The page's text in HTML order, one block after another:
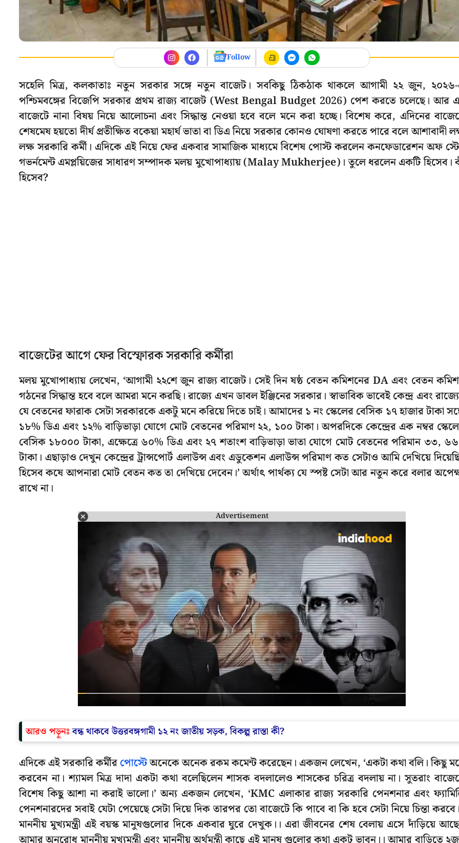
Follow
সহেলি মিত্র, কলকাতাঃ নতুন সরকার সঙ্গে নতুন বাজেট। সবকিছু ঠিকঠাক থাকলে আগামী ২২ জুন,
পশ্চিমবঙ্গের বিজেপি সরকার প্রথম রাজ্য বাজেট (West Bengal Budget 2026) পেশ করতে চলেছে। আর
বাজেটে নানা বিষয় নিয়ে আলোচনা এবং সিদ্ধান্ত নেওয়া হবে বলে মনে করা হচ্ছে। বিশেষ করে, এদিনের
শেষমেষ হয়তো দীর্ঘ প্রতীক্ষিত বকেয়া মহার্ঘ ভাতা বা ডিএ নিয়ে সরকার কোনও ঘোষণা করতে পারে বলে আশাবাদী
লক্ষ সরকারি কর্মী। এদিকে এই নিয়ে ফের একবার সামাজিক মাধ্যমে বিশেষ পোস্ট করলেন কনফেডারেশন অফ
গভর্নমেন্ট এমপ্লয়িজের সাধারণ সম্পাদক মলয় মুখোপাধ্যায় (Malay Mukherjee)। তুলে ধরলেন একটি হিসেব।
হিসেব?
বাজেটের আগে ফের বিস্ফোরক সরকারি কর্মীরা
মলয় মুখোপাধ্যায় লেখেন, ‘আগামী ২২শে জুন রাজ্য বাজেট। সেই দিন ষষ্ঠ বেতন কমিশনের DA এবং বেতন
গঠনের সিদ্ধান্ত হবে বলে আমরা মনে করছি। রাজ্যে এখন ডাবল ইঞ্জিনের সরকার। স্বাভাবিক ভাবেই কেন্দ্র এবং
যে বেতনের ফারাক সেটা সরকারকে একটু মনে করিয়ে দিতে চাই। আমাদের ১ নং স্কেলের বেসিক ১৭ হাজার টাকা
১৮% ডিএ এবং ১২% বাড়িভাড়া যোগে মোট বেতনের পরিমাণ ২২, ১০০ টাকা। অপরদিকে কেন্দ্রের এক নম্বর
বেসিক ১৮০০০ টাকা, এক্ষেত্রে ৬০% ডিএ এবং ২৭ শতাংশ বাড়িভাড়া ভাতা যোগে মোট বেতনের পরিমান ৩৩,
টাকা। এছাড়াও দেখুন কেন্দ্রের ট্রান্সপোর্ট এলাউন্স এবং এডুকেশন এলাউন্স পরিমাণ কত সেটাও আমি দেখিয়ে
হিসেব কষে আপনারা মোট বেতন কত তা দেখিয়ে দেবেন।’ অর্থাৎ পার্থক্য যে স্পষ্ট সেটা আর নতুন করে বলার
রাখে না।
Advertisement
আরও পড়ুনঃবন্ধ থাকবে উত্তরবঙ্গগামী ১২ নং জাতীয় সড়ক, বিকল্প রাস্তা কী?
এদিকে এই সরকারি কর্মীরপোস্টেঅনেকে অনেক রকম কমেন্ট করেছেন। একজন লেখেন, ‘একটা কথা বলি। কিছু
করবেন না। শ্যামল মিত্র দাদা একটা কথা বলেছিলেন শাসক বদলালেও শাসকের চরিত্র বদলায় না। সুতরাং
বিশেষ কিছু আশা না করাই ভালো।’ অন্য একজন লেখেন, ‘KMC এলাকার রাজ্য সরকারি পেনশনার এবং
পেনশনারদের সবাই যেটা পেয়েছে সেটা দিয়ে দিক তারপর তো বাজেটে কি পাবে বা কি হবে সেটা নিয়ে চিন্তা
মাননীয় মুখ্যমন্ত্রী এই বয়স্ক মানুষগুলোর দিকে একবার ঘুরে দেখুক।। এরা জীবনের শেষ বেলায় এসে দাঁড়িয়ে
আমার অনুরোধ মাননীয় মুখ্যমন্ত্রী এবং মাননীয় অর্থমন্ত্রী কাছে এই মানুষ গুলোর কথা একটু ভাবুন।। আমার বাড়িতে